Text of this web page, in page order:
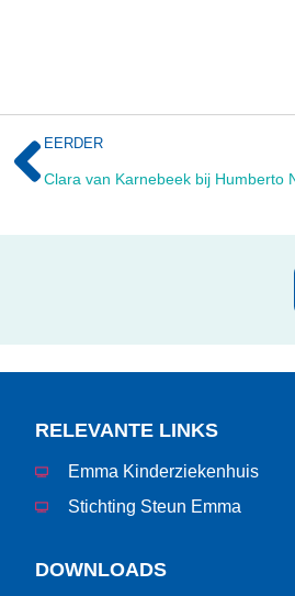
EERDER
Clara van Karnebeek bij Humberto
RELEVANTE LINKS
Emma Kinderziekenhuis
Stichting Steun Emma
DOWNLOADS